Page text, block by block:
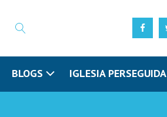
BLOGS IGLESIA PERSEGUIDA